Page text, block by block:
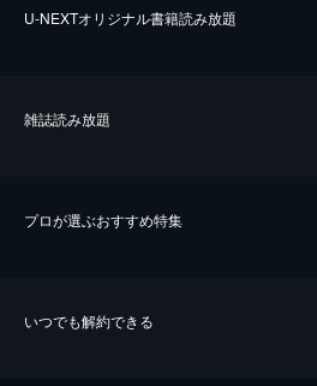
U-NEXTオリジナル書籍読み放題
雑誌読み放題
プロが選ぶおすすめ特集
いつでも解約できる